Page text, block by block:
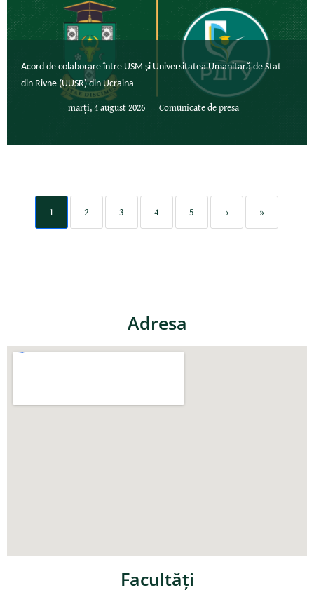
Acord de colaborare între USM și Universitatea Umanitară de Stat
din Rivne (UUSR) din Ucraina
marți, 4 august 2026 Comunicate de presa
1 2 3 4 5 › »
Adresa
Facultăţi